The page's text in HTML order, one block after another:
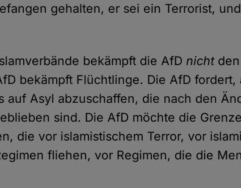
gehalten, er sei ein Terrorist,
bekämpft die AfD nichtden
bekämpft Flüchtlinge. Die AfD fordert,
auf Asyl abzuschaffen, die nach den
sind. Die AfD möchte die
die vor islamistischem Terror, vor
fliehen, vor Regimen, die die